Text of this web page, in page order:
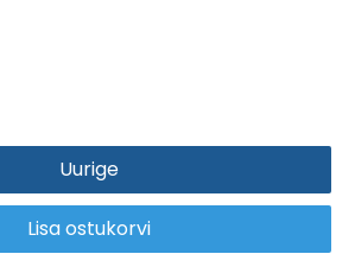
Uurige
Lisa ostukorvi